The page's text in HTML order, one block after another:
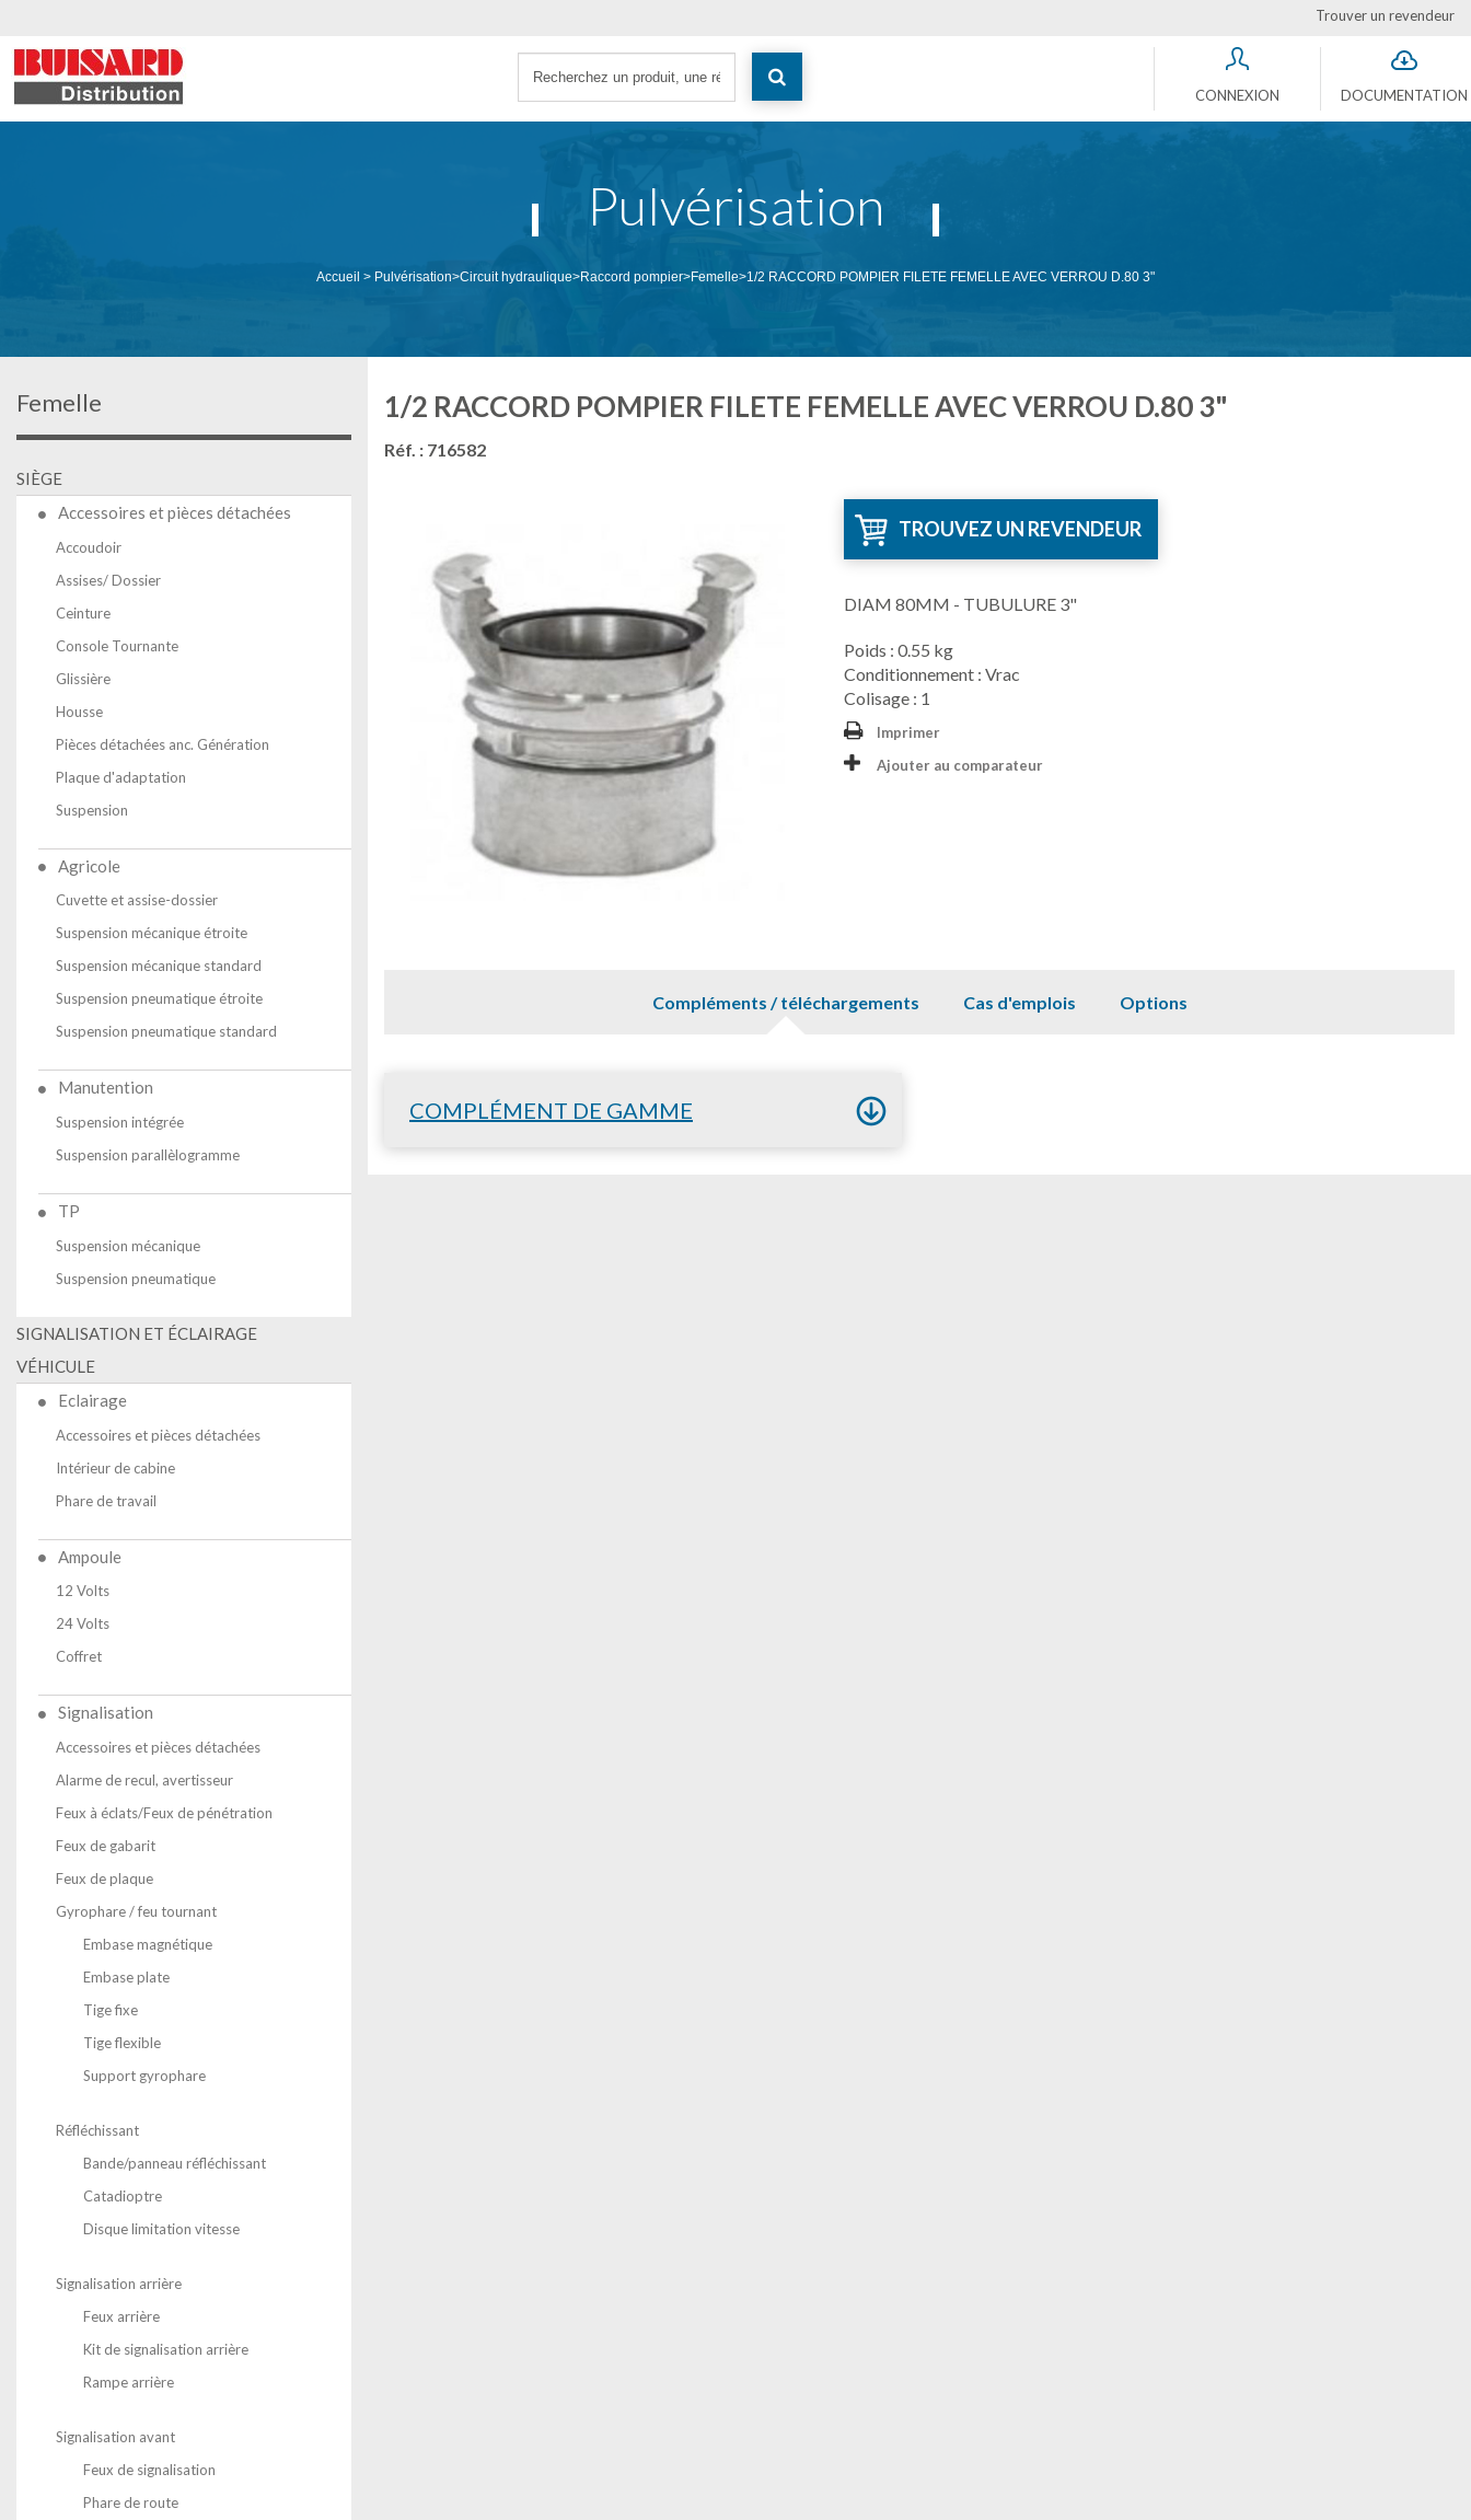
Trouver un revendeur
CONNEXION DOCUMENTATION
Pulvérisation
Accueil > Pulvérisation>Circuit hydraulique>Raccord pompier>Femelle>1/2 RACCORD POMPIER FILETE FEMELLE AVEC VERROU D.80 3"
Femelle
SIÈGE
Accessoires et pièces détachées
Accoudoir
Assises/ Dossier
Ceinture
Console Tournante
Glissière
Housse
Pièces détachées anc. Génération
Plaque d'adaptation
Suspension
Agricole
Cuvette et assise-dossier
Suspension mécanique étroite
Suspension mécanique standard
Suspension pneumatique étroite
Suspension pneumatique standard
Manutention
Suspension intégrée
Suspension parallèlogramme
TP
Suspension mécanique
Suspension pneumatique
SIGNALISATION ET ÉCLAIRAGE
VÉHICULE
Eclairage
Accessoires et pièces détachées
Intérieur de cabine
Phare de travail
Ampoule
12 Volts
24 Volts
Coffret
Signalisation
Accessoires et pièces détachées
Alarme de recul, avertisseur
Feux à éclats/Feux de pénétration
Feux de gabarit
Feux de plaque
Gyrophare / feu tournant
Embase magnétique
Embase plate
Tige fixe
Tige flexible
Support gyrophare
Réfléchissant
Bande/panneau réfléchissant
Catadioptre
Disque limitation vitesse
Signalisation arrière
Feux arrière
Kit de signalisation arrière
Rampe arrière
Signalisation avant
Feux de signalisation
Phare de route
1/2 RACCORD POMPIER FILETE FEMELLE AVEC VERROU D.80 3"
Réf. : 716582
TROUVEZ UN REVENDEUR
DIAM 80MM - TUBULURE 3"
Poids : 0.55 kg
Conditionnement : Vrac
Colisage : 1
Imprimer
Ajouter au comparateur
Compléments / téléchargements Cas d'emplois Options
COMPLÉMENT DE GAMME